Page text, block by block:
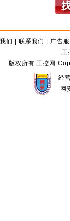
们 | 联系我们 | 广告
工
版权所有 工控网
经
网